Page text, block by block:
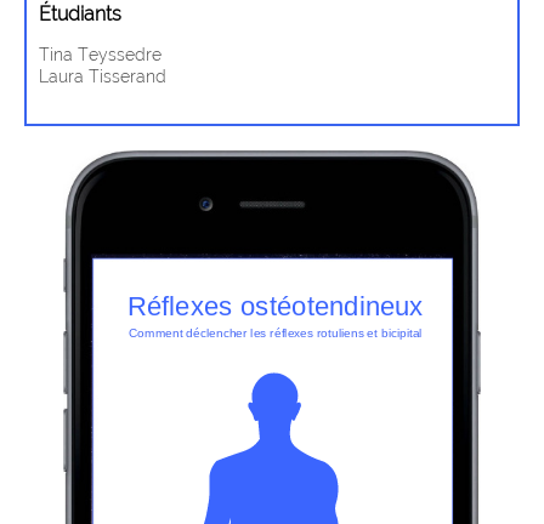
Étudiants
Tina Teyssedre
Laura Tisserand